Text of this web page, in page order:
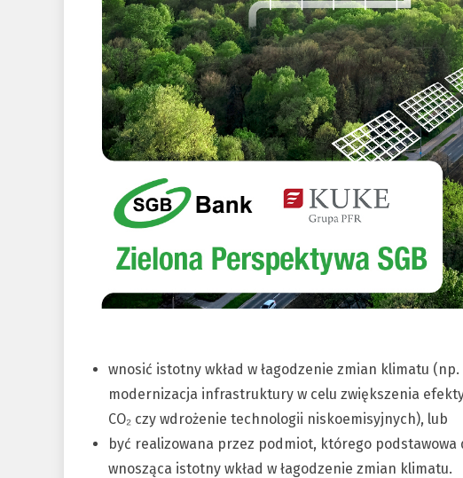
wnosić istotny wkład w łagodzenie zmian klimatu
modernizacja infrastruktury w celu zwiększenia
CO₂ czy wdrożenie technologii niskoemisyjnych), lub
być realizowana przez podmiot, którego
wnosząca istotny wkład w łagodzenie zmian klimatu.